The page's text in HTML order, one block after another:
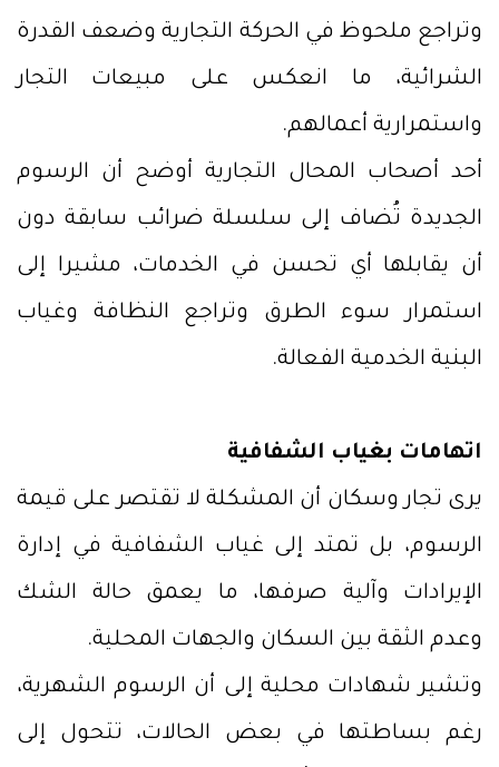
وتراجع ملحوظ في الحركة التجارية وضعف القدرة
الشرائية، ما انعكس على مبيعات التجار
واستمرارية أعمالهم.
أحد أصحاب المحال التجارية أوضح أن الرسوم
الجديدة تُضاف إلى سلسلة ضرائب سابقة دون
أن يقابلها أي تحسن في الخدمات، مشيرا إلى
استمرار سوء الطرق وتراجع النظافة وغياب
البنية الخدمية الفعالة.
اتهامات بغياب الشفافية
يرى تجار وسكان أن المشكلة لا تقتصر على قيمة
الرسوم، بل تمتد إلى غياب الشفافية في إدارة
الإيرادات وآلية صرفها، ما يعمق حالة الشك
وعدم الثقة بين السكان والجهات المحلية.
وتشير شهادات محلية إلى أن الرسوم الشهرية،
رغم بساطتها في بعض الحالات، تتحول إلى